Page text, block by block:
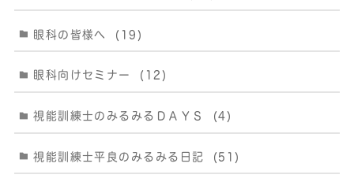
眼科の皆様へ (19)
眼科向けセミナー (12)
視能訓練士のみるみるＤＡＹＳ (4)
視能訓練士平良のみるみる日記 (51)